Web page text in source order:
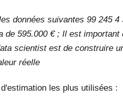
données suivantes 99 245 4
595.000 € ; Il est important
scientist est de construire
réelle
les plus utilisées :